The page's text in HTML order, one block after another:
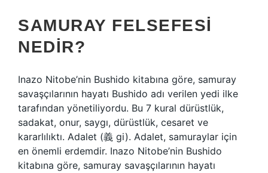
SAMURAY FELSEFESI
NEDIR?
Inazo Nitobe’nin Bushido kitabına göre, samuray
savaşçılarının hayatı Bushido adı verilen yedi ilke
tarafından yönetiliyordu. Bu 7 kural dürüstlük,
sadakat, onur, saygı, dürüstlük, cesaret ve
kararlılıktı. Adalet (義 gi). Adalet, samuraylar için
en önemli erdemdir. Inazo Nitobe’nin Bushido
kitabına göre, samuray savaşçılarının hayatı